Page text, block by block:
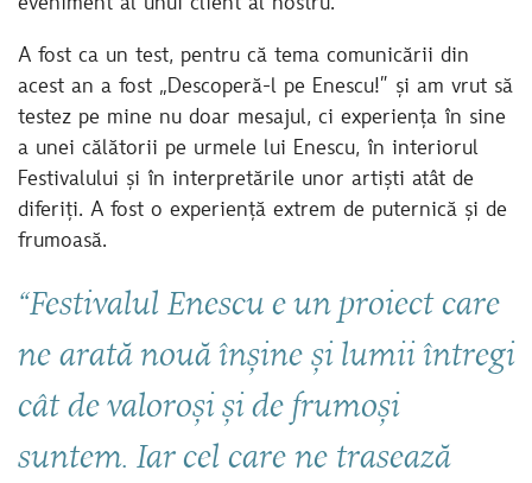
eveniment al unui client al nostru.
A fost ca un test, pentru că tema comunicării din
acest an a fost „Descoperă-l pe Enescu!” și am vrut să
testez pe mine nu doar mesajul, ci experiența în sine
a unei călătorii pe urmele lui Enescu, în interiorul
Festivalului și în interpretările unor artiști atât de
diferiți. A fost o experiență extrem de puternică și de
frumoasă.
“Festivalul Enescu e un proiect care
ne arată nouă înșine și lumii întregi
cât de valoroși și de frumoși
suntem. Iar cel care ne trasează